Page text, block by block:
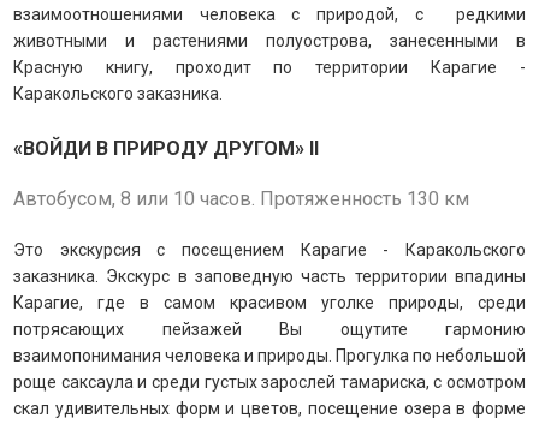
взаимоотношениями человека с природой, с редкими
животными и растениями полуострова, занесенными в
Красную книгу, проходит по территории Карагие -
Каракольского заказника.
«ВОЙДИ В ПРИРОДУ ДРУГОМ» II
Автобусом, 8 или 10 часов. Протяженность 130 км
Это экскурсия с посещением Карагие - Каракольского
заказника. Экскурс в заповедную часть территории впадины
Карагие, где в самом красивом уголке природы, среди
потрясающих пейзажей Вы ощутите гармонию
взаимопонимания человека и природы. Прогулка по небольшой
роще саксаула и среди густых зарослей тамариска, с осмотром
скал удивительных форм и цветов, посещение озера в форме